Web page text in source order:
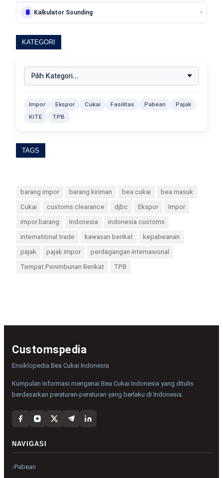
🛢️ Kalkulator Sounding ›
KATEGORI
Impor Ekspor Cukai Fasilitas Pabean
Pajak
KITE
TPB
TAGS
barang impor barang kiriman bea cukai
bea masuk
Cukai
customs clearance djbc Ekspor
Impor
impor barang
Indonesia
indonesia customs
international trade
kawasan berikat
kepabeanan
pajak
pajak impor
perdagangan internasional
Tempat Penimbunan Berikat
TPB
Customspedia
Ensiklopedia Bea Cukai Indonesia
Kumpulan informasi mengenai Bea Cukai Indonesia yang ditulis
berdasarkan peraturan-peraturan yang berlaku di Indonesia.
NAVIGASI
Pabean